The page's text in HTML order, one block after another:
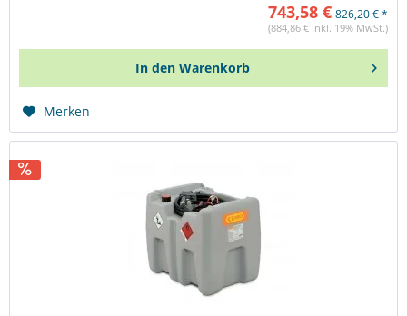
743,58 € 826,20 € *
(884,86 € inkl. 19% MwSt.)
In den Warenkorb
Merken